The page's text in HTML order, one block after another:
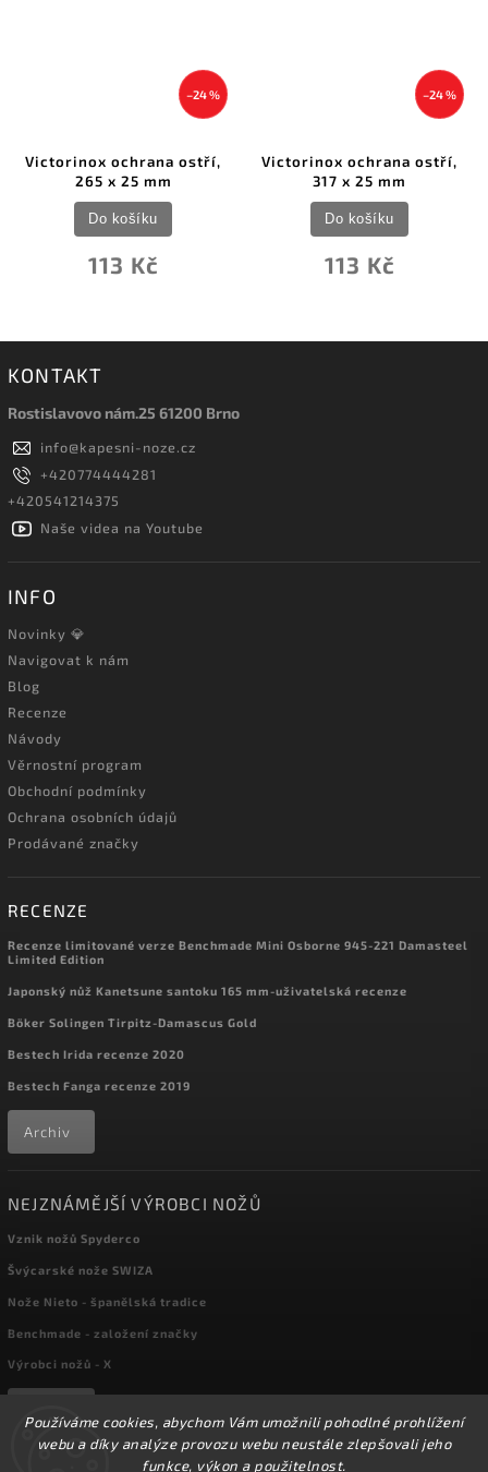
Používáme cookies, abychom Vám umožnili pohodlné prohlížení
webu a díky analýze provozu webu neustále zlepšovali jeho
funkce, výkon a použitelnost.
–24 %
Victorinox ochrana ostří,
265 x 25 mm
113 Kč
Do košíku
–24 %
Victorinox ochrana ostří,
317 x 25 mm
113 Kč
Do košíku
KONTAKT
Rostislavovo nám.25 61200 Brno
info@kapesni-noze.cz
+420774444281
+420541214375
Naše videa na Youtube
INFO
Novinky 💎
Navigovat k nám
Blog
Recenze
Návody
Věrnostní program
Obchodní podmínky
Ochrana osobních údajů
Prodávané značky
RECENZE
Recenze limitované verze Benchmade Mini Osborne 945-221 Damasteel
Limited Edition
Japonský nůž Kanetsune santoku 165 mm-uživatelská recenze
Böker Solingen Tirpitz-Damascus Gold
Bestech Irida recenze 2020
Bestech Fanga recenze 2019
Archiv
NEJZNÁMĚJŠÍ VÝROBCI NOŽŮ
Vznik nožů Spyderco
Švýcarské nože SWIZA
Nože Nieto - španělská tradice
Benchmade - založení značky
Výrobci nožů - X